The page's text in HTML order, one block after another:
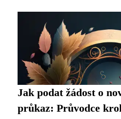
Jak podat žádost o
průkaz: Průvodce